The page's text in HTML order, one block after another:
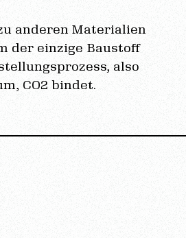
anderen Materialien
der einzige Baustoff
also
CO2 bindet.